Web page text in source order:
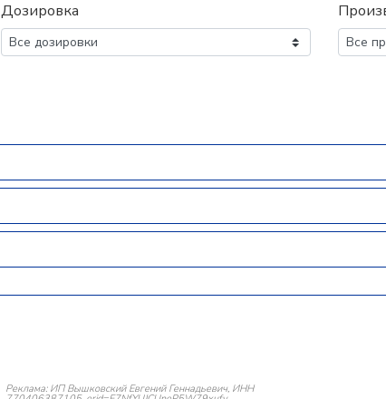
Дозировка
Реклама: ИП Вышковский Евгений Геннадьевич, ИНН